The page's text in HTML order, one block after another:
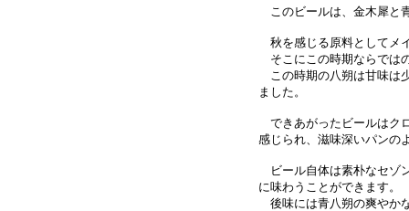
このビールは、金木犀と
秋を感じる原料としてメ
そこにこの時期ならでは
この時期の八朔は甘味は
ました。
できあがったビールはク
感じられ、滋味深いパンの
ビール自体は素朴なセゾ
に味わうことができます。
後味には青八朔の爽やか